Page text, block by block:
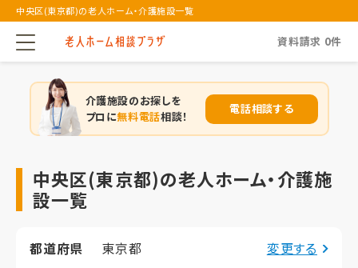
中央区(東京都)の老人ホーム・介護施設一覧
資料請求 0件
介護施設のお探しを
プロに無料電話相談！
電話相談する
中央区(東京都)の老人ホーム・介護施
設一覧
都道府県 東京都 変更する